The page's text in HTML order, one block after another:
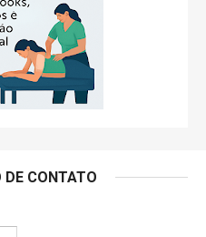
DE CONTATO